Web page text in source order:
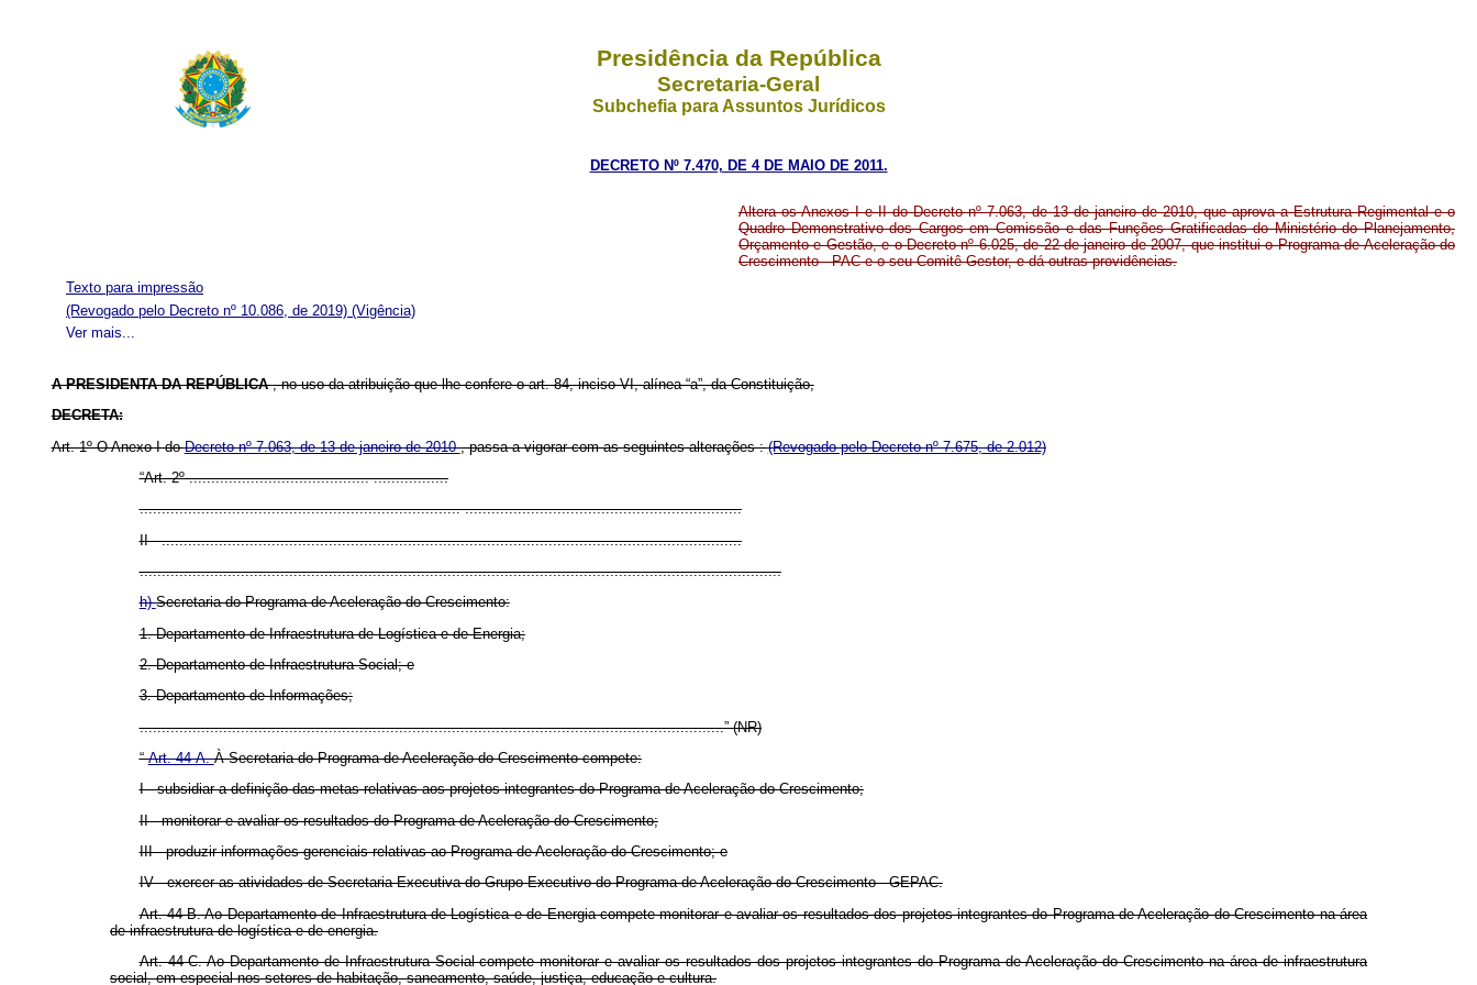
Presidência da República
Secretaria-Geral
Subchefia para Assuntos Jurídicos
DECRETO Nº 7.470, DE 4 DE MAIO DE 2011.
Altera os Anexos I e II do Decreto nº 7.063, de 13 de janeiro de 2010, que aprova a Estrutura Regimental e o
Quadro Demonstrativo dos Cargos em Comissão e das Funções Gratificadas do Ministério do Planejamento,
Orçamento e Gestão, e o Decreto nº 6.025, de 22 de janeiro de 2007, que institui o Programa de Aceleração do
Crescimento - PAC e o seu Comitê Gestor, e dá outras providências.
Texto para impressão
Ver mais...
(Revogado pelo Decreto nº 10.086, de 2019) (Vigência)
A PRESIDENTA DA REPÚBLICA, no uso da atribuição que lhe confere o art. 84, inciso VI, alínea “a”, da Constituição,
DECRETA:
Art. 1º OAnexo I doDecreto nº 7.063, de 13 de janeiro de 2010, passa a vigorar com as seguintes alterações:(Revogado pelo Decreto nº 7.675, de 2.012)
“Art. 2º ......................................... .................
......................................................................... ...............................................................
II - ....................................................................................................................................
..................................................................................................................................................
h)Secretaria do Programa de Aceleração do Crescimento:
1. Departamento de Infraestrutura de Logística e de Energia;
2. Departamento de Infraestrutura Social; e
3. Departamento de Informações;
.....................................................................................................................................” (NR)
“Art. 44-A.À Secretaria do Programa de Aceleração do Crescimento compete:
I - subsidiar a definição das metas relativas aos projetos integrantes do Programa de Aceleração do Crescimento;
II - monitorar e avaliar os resultados do Programa de Aceleração do Crescimento;
III - produzir informações gerenciais relativas aoPrograma de Aceleração do Crescimento;e
IV - exercer as atividades de Secretaria-Executiva do Grupo Executivo do Programa de Aceleração do Crescimento - GEPAC.
Art. 44-B.Ao Departamento de Infraestrutura de Logística e de Energia compete monitorar e avaliar os resultados dos projetos integrantes do Programa de Aceleração do Crescimento na área
de infraestrutura de logística e de energia.
Art. 44-C.Ao Departamento de Infraestrutura Social compete monitorar e avaliar os resultados dos projetos integrantes do Programa de Aceleração do Crescimento na área de infraestrutura
social, em especial nos setores de habitação, saneamento, saúde, justiça, educação e cultura.